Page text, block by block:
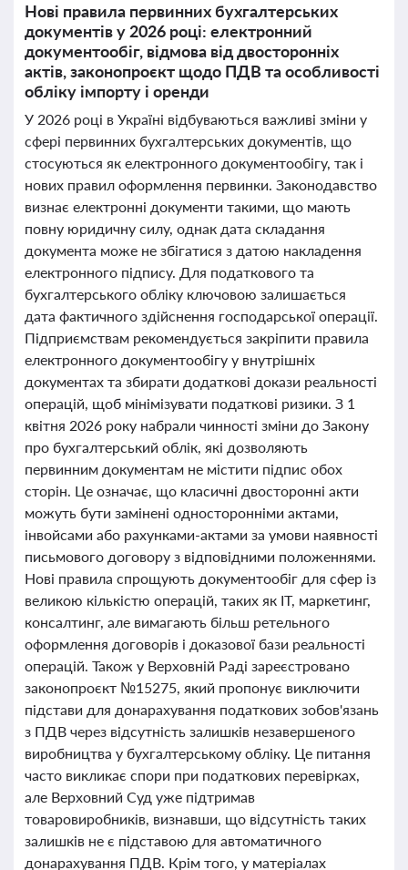
Нові правила первинних бухгалтерських
документів у 2026 році: електронний
документообіг, відмова від двосторонніх
актів, законопроєкт щодо ПДВ та особливості
обліку імпорту і оренди
У 2026 році в Україні відбуваються важливі зміни у
сфері первинних бухгалтерських документів, що
стосуються як електронного документообігу, так і
нових правил оформлення первинки. Законодавство
визнає електронні документи такими, що мають
повну юридичну силу, однак дата складання
документа може не збігатися з датою накладення
електронного підпису. Для податкового та
бухгалтерського обліку ключовою залишається
дата фактичного здійснення господарської операції.
Підприємствам рекомендується закріпити правила
електронного документообігу у внутрішніх
документах та збирати додаткові докази реальності
операцій, щоб мінімізувати податкові ризики. З 1
квітня 2026 року набрали чинності зміни до Закону
про бухгалтерський облік, які дозволяють
первинним документам не містити підпис обох
сторін. Це означає, що класичні двосторонні акти
можуть бути замінені односторонніми актами,
інвойсами або рахунками-актами за умови наявності
письмового договору з відповідними положеннями.
Нові правила спрощують документообіг для сфер із
великою кількістю операцій, таких як IT, маркетинг,
консалтинг, але вимагають більш ретельного
оформлення договорів і доказової бази реальності
операцій. Також у Верховній Раді зареєстровано
законопроєкт №15275, який пропонує виключити
підстави для донарахування податкових зобов'язань
з ПДВ через відсутність залишків незавершеного
виробництва у бухгалтерському обліку. Це питання
часто викликає спори при податкових перевірках,
але Верховний Суд уже підтримав
товаровиробників, визнавши, що відсутність таких
залишків не є підставою для автоматичного
донарахування ПДВ. Крім того, у матеріалах